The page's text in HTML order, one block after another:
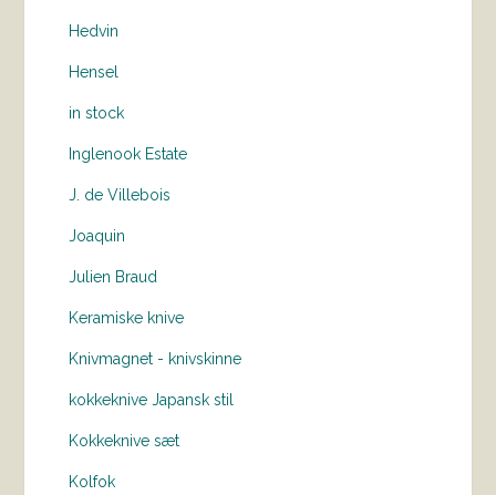
Hedvin
Hensel
in stock
Inglenook Estate
J. de Villebois
Joaquin
Julien Braud
Keramiske knive
Knivmagnet - knivskinne
kokkeknive Japansk stil
Kokkeknive sæt
Kolfok